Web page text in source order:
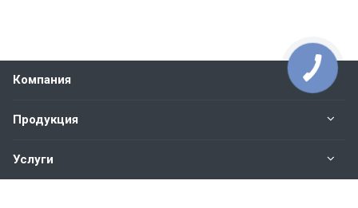
Компания
Продукция
Услуги